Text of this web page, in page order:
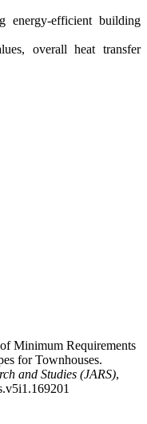
energy-efficient building
overall heat transfer
Minimum Requirements
for Townhouses.
and Studies (JARS),